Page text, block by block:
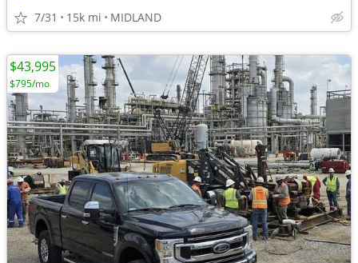
7/31 15k mi MIDLAND
$43,995
$795/mo